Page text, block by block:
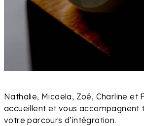
Nathalie, Micaela, Zoé, Charline et
accueillent et vous accompagnent
votre parcours d’intégration.